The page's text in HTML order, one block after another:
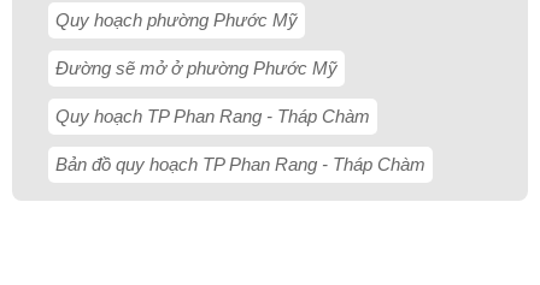
Quy hoạch phường Phước Mỹ
Đường sẽ mở ở phường Phước Mỹ
Quy hoạch TP Phan Rang - Tháp Chàm
Bản đồ quy hoạch TP Phan Rang - Tháp Chàm